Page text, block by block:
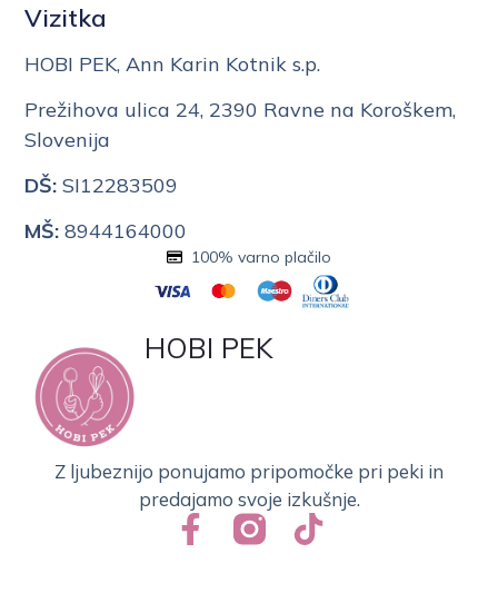
Vizitka
HOBI PEK, Ann Karin Kotnik s.p.
Prežihova ulica 24, 2390 Ravne na Koroškem,
Slovenija
DŠ: SI12283509
MŠ: 8944164000
HOBI PEK
Z ljubeznijo ponujamo pripomočke pri peki in
predajamo svoje izkušnje.
100% varno plačilo